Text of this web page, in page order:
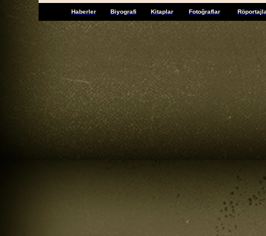
Haberler Biyografi Kitaplar Fotoğraflar